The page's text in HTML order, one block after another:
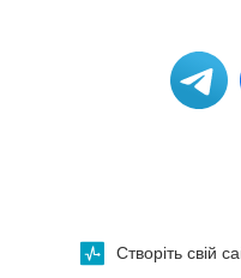
Створіть свій